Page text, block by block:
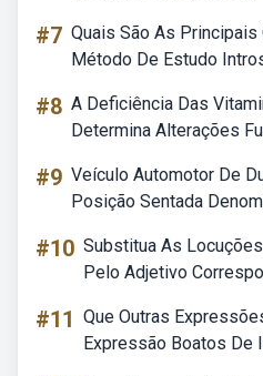
#7 Quais São As
Método De Estudo
#8 A Deficiência Das
Determina Alterações
#9 Veículo Automotor De
Posição Sentada
#10 Substitua As
Pelo Adjetivo
#11 Que Outras
Expressão Boatos De